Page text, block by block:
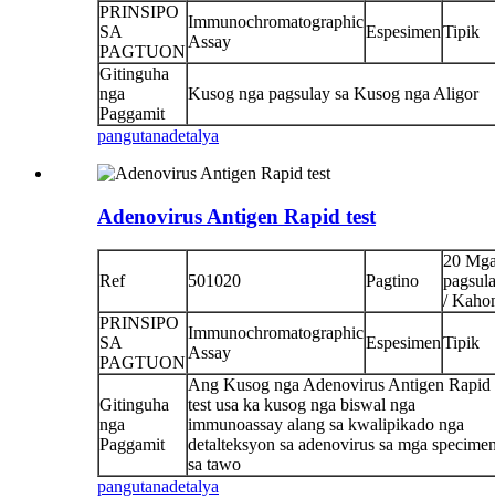
PRINSIPO
SA
PAGTUON
Immunochromatographic
Assay
EspesimenTipik
Gitinguha
nga
Paggamit
Kusog nga pagsulay sa Kusog nga Aligor
pangutanadetalya
Adenovirus Antigen Rapid test
Ref 501020 Pagtino
20
/
PRINSIPO
SA
PAGTUON
Immunochromatographic
Assay
EspesimenTipik
Gitinguha
nga
Paggamit
Ang Kusog nga Adenovirus Antigen Rapid
test usa ka kusog nga biswal nga
immunoassay alang sa kwalipikado nga
detalteksyon sa adenovirus sa mga
sa tawo
pangutanadetalya